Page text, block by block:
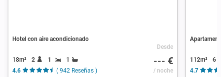
Hotel con aire acondicionado
18m² 2 1
1
4.6
( 942 Reseñas )
Desde
--- €
/ noche
112m²
6
4.7